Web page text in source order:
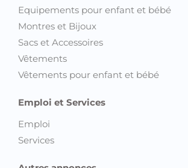
Equipements pour enfant et bébé
Montres et Bijoux
Sacs et Accessoires
Vêtements
Vêtements pour enfant et bébé
Emploi et Services
Emploi
Services